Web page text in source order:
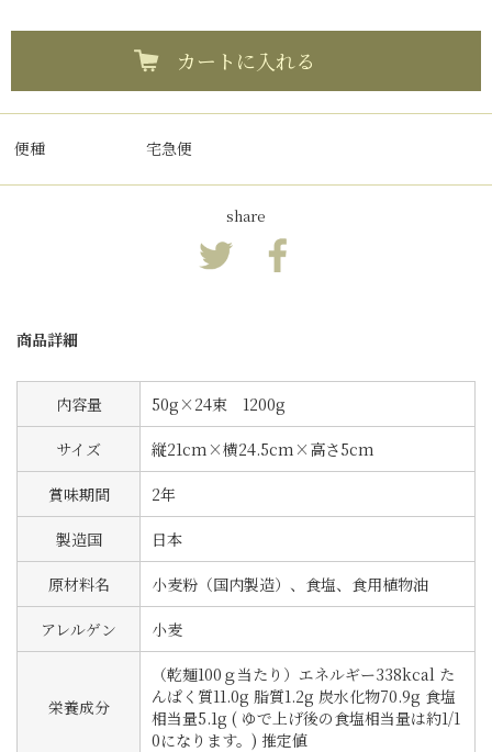
カートに入れる
便種 宅急便
share
商品詳細
内容量 50g×24束 1200g
サイズ 縦21cm×横24.5cm×高さ5cm
賞味期間 2年
製造国 日本
原材料名 小麦粉（国内製造）、食塩、食用植物油
アレルゲン 小麦
栄養成分
（乾麺100ｇ当たり）エネルギー338kcal た
んぱく質11.0g 脂質1.2g 炭水化物70.9g 食塩
相当量5.1g ( ゆで上げ後の食塩相当量は約1/1
0になります。) 推定値